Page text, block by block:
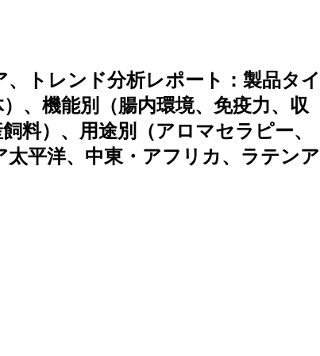
トレンド分析レポート：製品タイ
、機能別（腸内環境、免疫力、収
料）、用途別（アロマセラピー、
平洋、中東・アフリカ、ラテンア